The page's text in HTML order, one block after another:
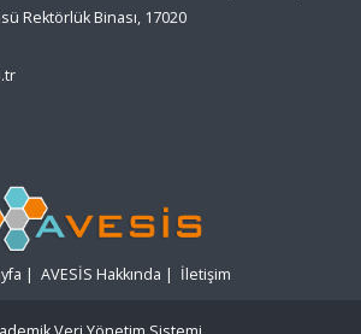
Rektörlük Binası, 17020
| AVESİS Hakkında | İletişim